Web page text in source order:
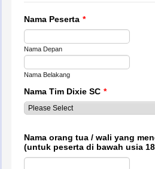
10 Template